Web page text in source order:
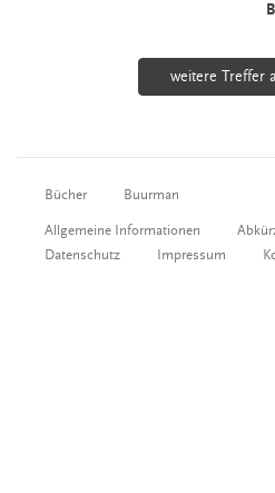
weitere Treffer
Bücher Buurman
Allgemeine Informationen
Datenschutz
Impressum